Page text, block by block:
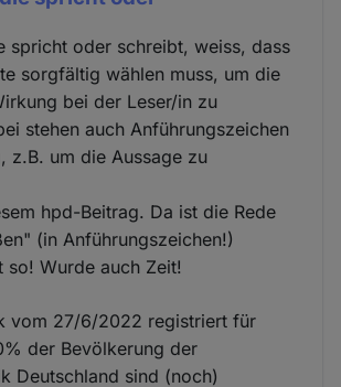
spricht oder schreibt, weiss, dass
sorgfältig wählen muss, um die
bei der Leser/in zu
stehen auch Anführungszeichen
z.B. um die Aussage zu
hpd-Beitrag. Da ist die Rede
(in Anführungszeichen!)
so! Wurde auch Zeit!
vom 27/6/2022 registriert für
der Bevölkerung der
Deutschland sind (noch)